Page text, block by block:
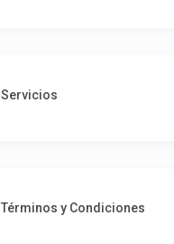
Servicios
Términos y Condiciones